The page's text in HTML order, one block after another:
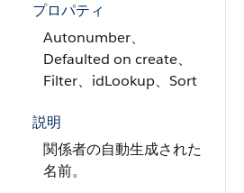
プロパティ
Autonumber、
Defaulted on create、
Filter、idLookup、Sort
説明
関係者の自動生成された
名前。